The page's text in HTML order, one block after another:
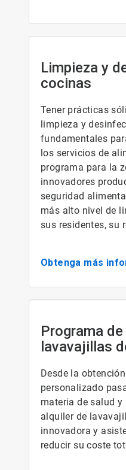
Limpieza y
cocinas
Tener prácticas
limpieza y
fundamentales
los servicios de
programa para la
innovadores
seguridad
más alto nivel de
sus residentes, su
Obtenga más
Programa
lavavajillas
Desde la
personalizado
materia de salud y
alquiler de
innovadora y
reducir su coste